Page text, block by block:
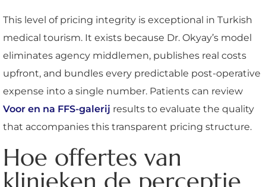
This level of pricing integrity is exceptional in Turkish
medical tourism. It exists because Dr. Okyay’s model
eliminates agency middlemen, publishes real costs
upfront, and bundles every predictable post-operative
expense into a single number. Patients can review
Voor en na FFS-galerij results to evaluate the quality
that accompanies this transparent pricing structure.
Hoe offertes van
klinieken de perceptie